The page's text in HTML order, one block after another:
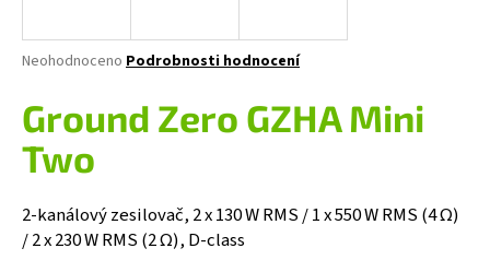
Průměrné
produktu
je
0,0
hvězdiček.
Neohodnoceno Podrobnosti hodnocení
Ground Zero GZHA Mini
Two
2-kanálový zesilovač, 2 x 130 W RMS / 1 x 550 W RMS (4 Ω)
/ 2 x 230 W RMS (2 Ω), D-class
j
t
?
HLEDAT